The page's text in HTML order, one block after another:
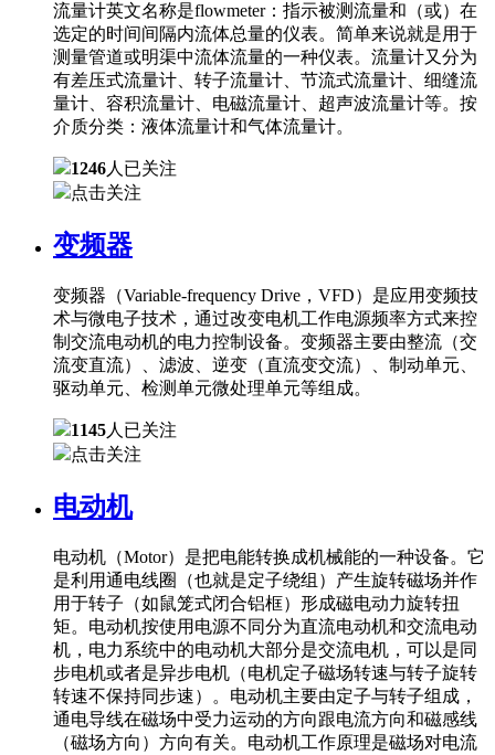
流量计英文名称是flowmeter：指示被测流量和（或）在
选定的时间间隔内流体总量的仪表。简单来说就是用于
测量管道或明渠中流体流量的一种仪表。流量计又分为
有差压式流量计、转子流量计、节流式流量计、细缝流
量计、容积流量计、电磁流量计、超声波流量计等。按
介质分类：液体流量计和气体流量计。
1246人已关注
点击关注
变频器
变频器（Variable-frequency Drive，VFD）是应用变频技
术与微电子技术，通过改变电机工作电源频率方式来控
制交流电动机的电力控制设备。变频器主要由整流（交
流变直流）、滤波、逆变（直流变交流）、制动单元、
驱动单元、检测单元微处理单元等组成。
1145人已关注
点击关注
电动机
电动机（Motor）是把电能转换成机械能的一种设备。它
是利用通电线圈（也就是定子绕组）产生旋转磁场并作
用于转子（如鼠笼式闭合铝框）形成磁电动力旋转扭
矩。电动机按使用电源不同分为直流电动机和交流电动
机，电力系统中的电动机大部分是交流电机，可以是同
步电机或者是异步电机（电机定子磁场转速与转子旋转
转速不保持同步速）。电动机主要由定子与转子组成，
通电导线在磁场中受力运动的方向跟电流方向和磁感线
（磁场方向）方向有关。电动机工作原理是磁场对电流